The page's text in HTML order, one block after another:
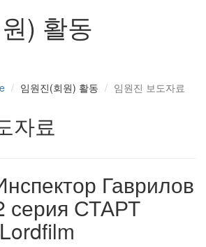
) 활동
임원진(회원) 활동 임원진 보도자료
자료
Гаврилов
серия СТАРТ